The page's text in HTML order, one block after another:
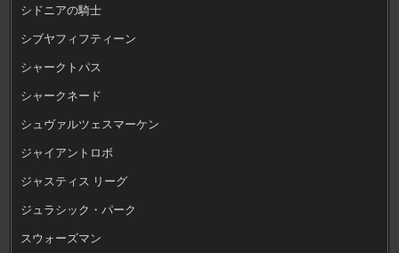
シドニアの騎士
シブヤフィフティーン
シャークトパス
シャークネード
シュヴァルツェスマーケン
ジャイアントロボ
ジャスティス リーグ
ジュラシック・パーク
スウォーズマン